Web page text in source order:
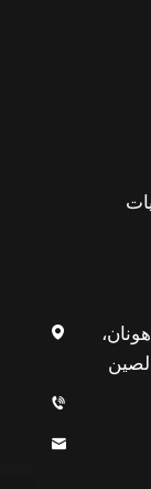
2655 طريق هونان،